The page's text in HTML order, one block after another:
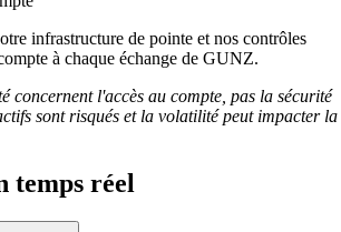
infrastructure de pointe et nos contrôles
à chaque échange de GUNZ.
concernent l'accès au compte, pas la sécurité
sont risqués et la volatilité peut impacter la
temps réel